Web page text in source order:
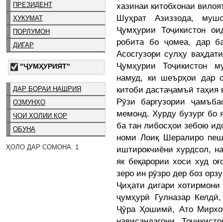
ПРЕЗИДЕНТ
ҲУКУМАТ
ПОРЛУМОН
ДИГАР
"ҶУМҲУРИЯТ"
ДАР БОРАИ НАШРИЯ
ОЗМУНҲО
ҶОИ ХОЛИИ КОР
ОБУНА
ҲОЛО ДАР СОМОНА: 1
хазинаи китобхонаи
Шуҳрат Азиззода,
Ҷумҳурии Тоҷикистон
робита бо ҷомеа, дар
Асосгузори сулҳу
Ҷумҳурии Тоҷикистон
намуд, ки шеърҳои дар
китоби дастаҷамъӣ таҳия
Рӯзи баргузории
мемонд. Хурду бузург бо
ба тан либосҳои зебою
номи Лоиқ Шералиро
иштирокчиёни хурдсол,
як беқарории хоси худ
зеро ин рӯзро дер боз
Ҷиҳати дигари
ҷумҳурӣ Гулназар
Ҷӯра Ҳошимӣ, Ато